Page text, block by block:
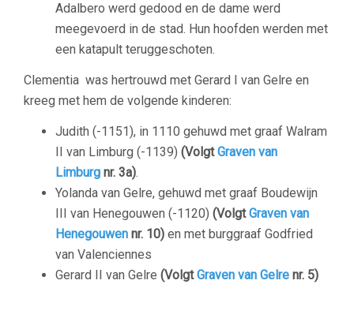
Adalbero werd gedood en de dame werd
meegevoerd in de stad. Hun hoofden werden met
een katapult teruggeschoten.
Clementia was hertrouwd met Gerard I van Gelre en
kreeg met hem de volgende kinderen:
Judith (-1151), in 1110 gehuwd met graaf Walram
II van Limburg (-1139) (VolgtGraven van
Limburg nr. 3a).
Yolanda van Gelre, gehuwd met graaf Boudewijn
III van Henegouwen (-1120) (VolgtGraven van
Henegouwen nr. 10) en met burggraaf Godfried
van Valenciennes
Gerard II van Gelre (VolgtGraven van Gelre nr. 5)